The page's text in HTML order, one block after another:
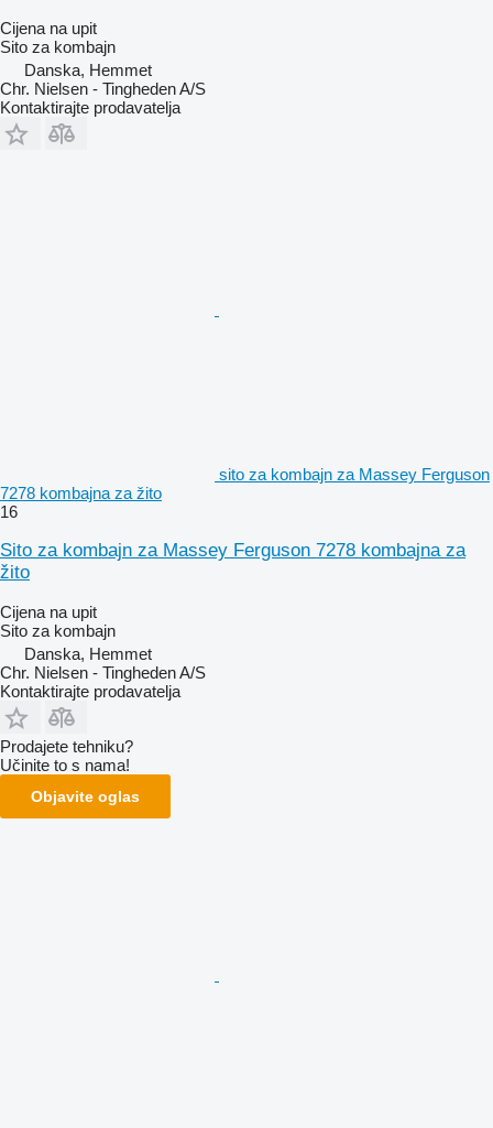
Cijena na upit
Sito za kombajn
Danska, Hemmet
Chr. Nielsen - Tingheden A/S
Kontaktirajte prodavatelja
sito za kombajn za Massey Ferguson
7278 kombajna za žito
16
Sito za kombajn za Massey Ferguson 7278 kombajna za
žito
Cijena na upit
Sito za kombajn
Danska, Hemmet
Chr. Nielsen - Tingheden A/S
Kontaktirajte prodavatelja
Prodajete tehniku?
Učinite to s nama!
Objavite oglas